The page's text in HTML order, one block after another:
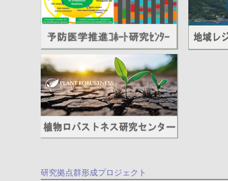
研究拠点群形成プロジェクト